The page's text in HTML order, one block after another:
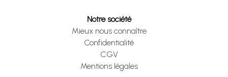
Notre société
Mieux nous connaître
Confidentialité
CGV
Mentions légales